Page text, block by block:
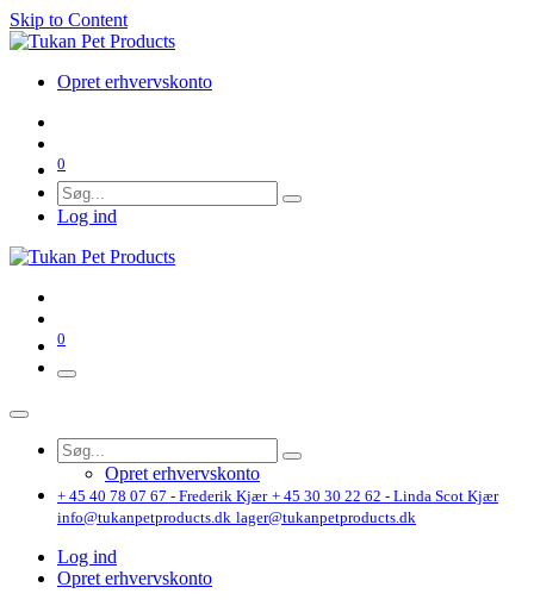
Skip to Content
Opret erhvervskonto
0
Log ind
0
Opret erhvervskonto
+ 45 40 78 07 67 - Frederik Kjær + 45 30 30 22 62 - Linda Scot Kjær
info@tukanpetproducts.dk lager@tukanpetproducts.dk
Log ind
Opret erhvervskonto